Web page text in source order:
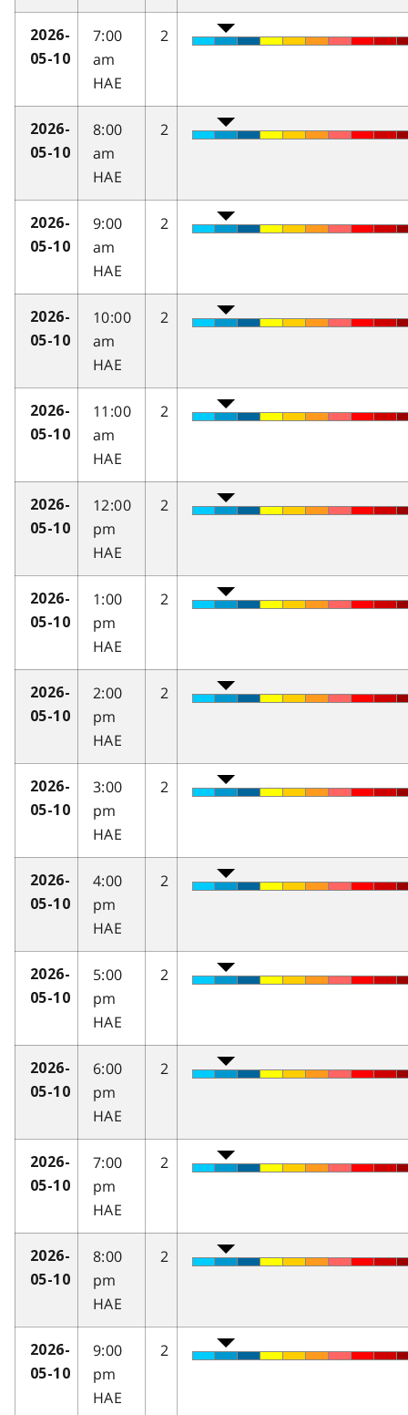
2026-
05-10
7:00
am
HAE
2
2026-
05-10
8:00
am
HAE
2
2026-
05-10
9:00
am
HAE
2
2026-
05-10
10:00
am
HAE
2
2026-
05-10
11:00
am
HAE
2
2026-
05-10
12:00
pm
HAE
2
2026-
05-10
1:00
pm
HAE
2
2026-
05-10
2:00
pm
HAE
2
2026-
05-10
3:00
pm
HAE
2
2026-
05-10
4:00
pm
HAE
2
2026-
05-10
5:00
pm
HAE
2
2026-
05-10
6:00
pm
HAE
2
2026-
05-10
7:00
pm
HAE
2
2026-
05-10
8:00
pm
HAE
2
2026-
05-10
9:00
pm
HAE
2